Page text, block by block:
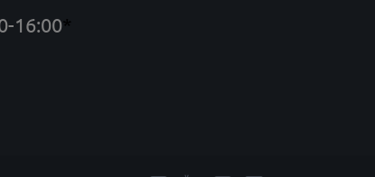
16:00*